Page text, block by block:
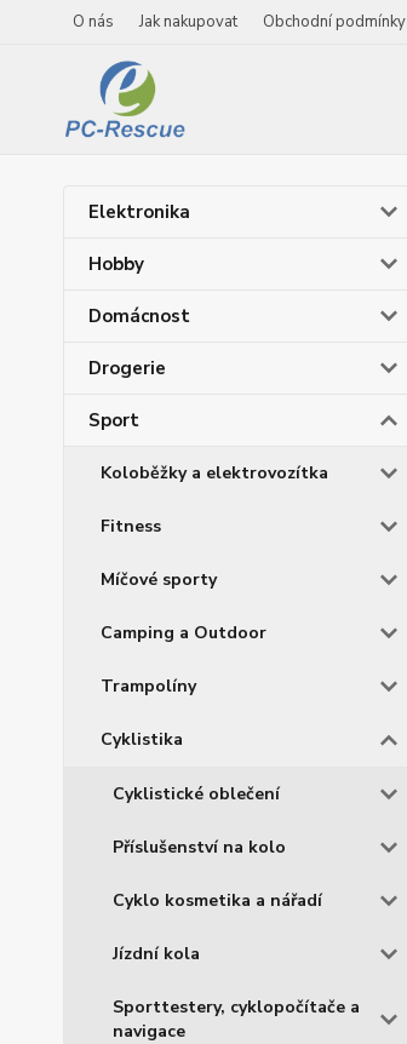
O nás Jak nakupovat Obchodní podmínky
Elektronika
Hobby
Domácnost
Drogerie
Sport
Koloběžky a elektrovozítka
Fitness
Míčové sporty
Camping a Outdoor
Trampolíny
Cyklistika
Cyklistické oblečení
Příslušenství na kolo
Cyklo kosmetika a nářadí
Jízdní kola
Sporttestery, cyklopočítače a
navigace